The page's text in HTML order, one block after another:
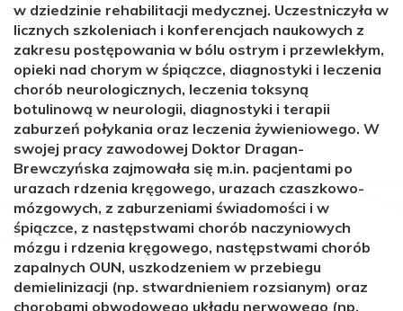
w dziedzinie rehabilitacji medycznej. Uczestniczyła w
licznych szkoleniach i konferencjach naukowych z
zakresu postępowania w bólu ostrym i przewlekłym,
opieki nad chorym w śpiączce, diagnostyki i leczenia
chorób neurologicznych, leczenia toksyną
botulinową w neurologii, diagnostyki i terapii
zaburzeń połykania oraz leczenia żywieniowego. W
swojej pracy zawodowej Doktor Dragan-
Brewczyńska zajmowała się m.in. pacjentami po
urazach rdzenia kręgowego, urazach czaszkowo-
mózgowych, z zaburzeniami świadomości i w
śpiączce, z następstwami chorób naczyniowych
mózgu i rdzenia kręgowego, następstwami chorób
zapalnych OUN, uszkodzeniem w przebiegu
demielinizacji (np. stwardnieniem rozsianym) oraz
chorobami obwodowego układu nerwowego (np.